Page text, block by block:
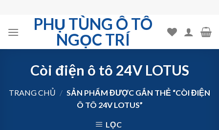
content
PHỤ TÙNG Ô TÔ
NGỌC TRÍ
Còi điện ô tô 24V LOTUS
TRANG CHỦ / SẢN PHẨM ĐƯỢC GẮN THẺ “CÒI ĐIỆN
Ô TÔ 24V LOTUS”
LỌC